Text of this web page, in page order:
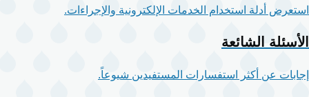
استعرض أدلة استخدام الخدمات الإلكترونية والإجراءات.
الأسئلة الشائعة
إجابات عن أكثر استفسارات المستفيدين شيوعاً.